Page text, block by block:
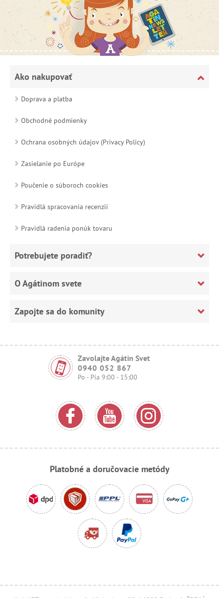
Ako nakupovať
Doprava a platba
Obchodné podmienky
Ochrana osobných údajov (Privacy Policy)
Zasielanie po Európe
Poučenie o súboroch cookies
Pravidlá spracovania recenzií
Pravidlá radenia ponúk tovaru
Potrebujete poradiť?
O Agátinom svete
Zapojte sa do komunity
Zavolajte Agátin Svet
0940 052 867
Po - Pia 9:00 - 15:00
Platobné a doručovacie metódy